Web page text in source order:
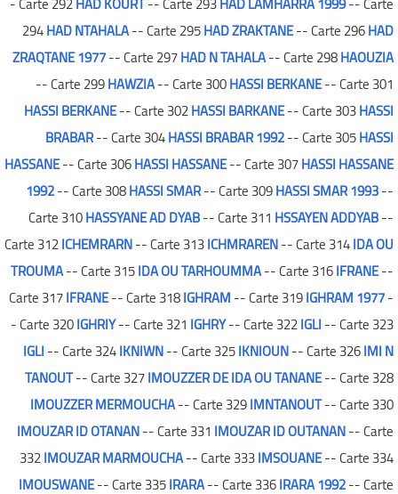
294HAD NTAHALA-- Carte 295HAD ZRAKTANE-- Carte 296HAD
ZRAQTANE 1977-- Carte 297HAD N TAHALA-- Carte 298HAOUZIA
-- Carte 299HAWZIA-- Carte 300HASSI BERKANE-- Carte 301
HASSI BERKANE-- Carte 302HASSI BARKANE-- Carte 303HASSI
BRABAR-- Carte 304HASSI BRABAR 1992-- Carte 305HASSI
HASSANE-- Carte 306HASSI HASSANE-- Carte 307HASSI HASSANE
1992-- Carte 308HASSI SMAR-- Carte 309HASSI SMAR 1993--
Carte 310HASSYANE AD DYAB-- Carte 311 HSSAYEN ADDYAB--
Carte 312ICHEMRARN-- Carte 313ICHMRAREN-- Carte 314IDA OU
TROUMA-- Carte 315IDA OU TARHOUMMA-- Carte 316IFRANE--
Carte 317IFRANE-- Carte 318IGHRAM-- Carte 319IGHRAM 1977-
- Carte 320IGHRIY-- Carte 321 IGHRY-- Carte 322IGLI-- Carte 323
IGLI-- Carte 324IKNIWN-- Carte 325IKNIOUN-- Carte 326IMI N
TANOUT-- Carte 327IMOUZZER DE IDA OU TANANE-- Carte 328
IMOUZZER MERMOUCHA-- Carte 329IMNTANOUT-- Carte 330
IMOUZAR ID OTANAN-- Carte 331 IMOUZAR ID OUTANAN-- Carte
332IMOUZAR MARMOUCHA-- Carte 333IMSOUANE-- Carte 334
IMOUSWANE-- Carte 335IRARA-- Carte 336IRARA 1992-- Carte